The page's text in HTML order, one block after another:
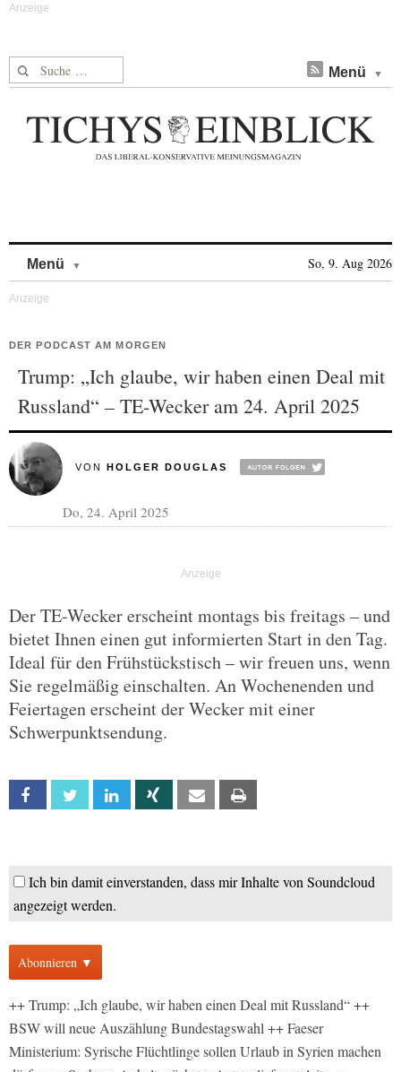
Suche nach: Menü
Menü So, 9. Aug 2026
DER PODCAST AM MORGEN
Trump: „Ich glaube, wir haben einen Deal mit
Russland“ – TE-Wecker am 24. April 2025
VON HOLGER DOUGLAS
Do, 24. April 2025
Der TE-Wecker erscheint montags bis freitags – und
bietet Ihnen einen gut informierten Start in den Tag.
Ideal für den Frühstückstisch – wir freuen uns, wenn
Sie regelmäßig einschalten. An Wochenenden und
Feiertagen erscheint der Wecker mit einer
Schwerpunktsendung.
Facebook Twitter Linkedin Xing Email
Ich bin damit einverstanden, dass mir Inhalte von Soundcloud
angezeigt werden.
Abonnieren ▼
++ Trump: „Ich glaube, wir haben einen Deal mit Russland“ ++
BSW will neue Auszählung Bundestagswahl ++ Faeser
Ministerium: Syrische Flüchtlinge sollen Urlaub in Syrien machen